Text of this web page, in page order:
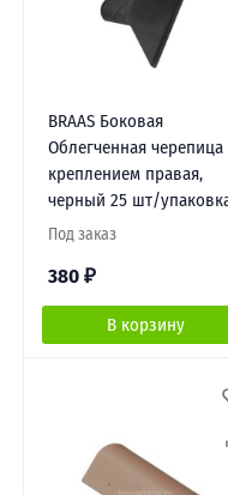
BRAAS Боковая
Облегченная черепица
креплением правая,
черный 25 шт/
Под заказ
380 ₽
В корзину